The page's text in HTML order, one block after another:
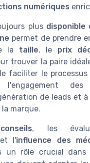
numériques
plus disponible
permet de prendre
la taille, le prix
trouver la paire
faciliter le processus
des
de leads et à
marque.
conseils, les
et l'influence des
un rôle crucial dans